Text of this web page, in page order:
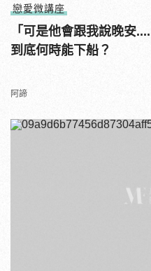
戀愛微講座
「可是他會跟我說晚安
到底何時能下船？
阿諦